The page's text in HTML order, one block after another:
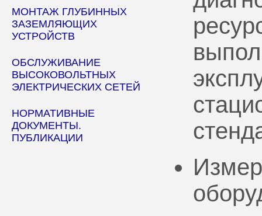
МОНТАЖ ГЛУБИННЫХ
ЗАЗЕМЛЯЮЩИХ
УСТРОЙСТВ
ОБСЛУЖИВАНИЕ
ВЫСОКОВОЛЬТНЫХ
ЭЛЕКТРИЧЕСКИХ СЕТЕЙ
НОРМАТИВНЫЕ
ДОКУМЕНТЫ.
ПУБЛИКАЦИИ